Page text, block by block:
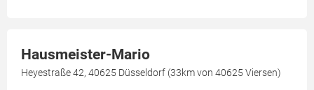
Hausmeister-Mario
Heyestraße 42, 40625 Düsseldorf (33km von 40625 Viersen)